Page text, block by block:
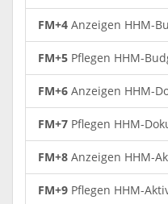
FM+4 Anzeigen HHM-
FM+5 Pflegen HHM-
FM+6 Anzeigen HHM-
FM+7 Pflegen HHM-
FM+8 Anzeigen HHM-
FM+9 Pflegen HHM-